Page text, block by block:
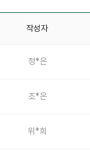
작성자
정*은
조*은
위*희